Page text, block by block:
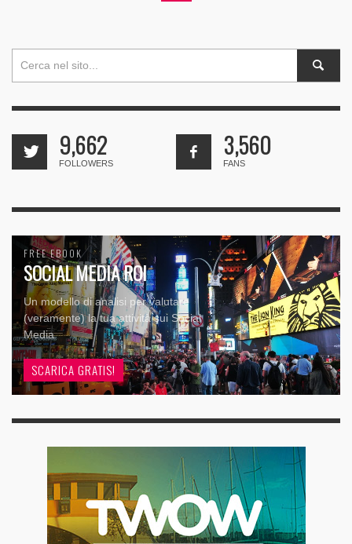
9,662
FOLLOWERS
3,560
FANS
FREE EBOOK
SOCIAL MEDIA ROI
Un modello di analisi per valutare
(veramente) la tua attività sui Social
Media
SCARICA GRATIS!